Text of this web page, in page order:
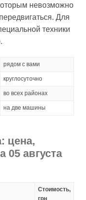
невозможно
Для
техники
рядом с вами
круглосуточно
во всех районах
на две машины
цена,
августа
Стоимость,
грн